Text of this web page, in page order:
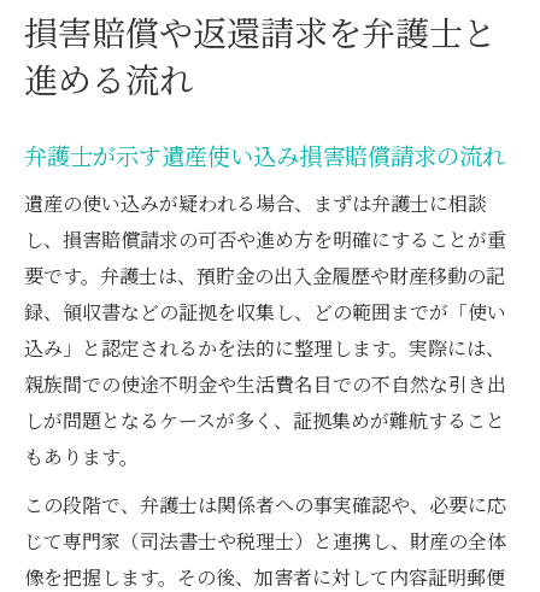
損害賠償や返還請求を弁護士と
進める流れ
弁護士が示す遺産使い込み損害賠償請求の流れ
遺産の使い込みが疑われる場合、まずは弁護士に相談
し、損害賠償請求の可否や進め方を明確にすることが重
要です。弁護士は、預貯金の出入金履歴や財産移動の記
録、領収書などの証拠を収集し、どの範囲までが「使い
込み」と認定されるかを法的に整理します。実際には、
親族間での使途不明金や生活費名目での不自然な引き出
しが問題となるケースが多く、証拠集めが難航すること
もあります。
この段階で、弁護士は関係者への事実確認や、必要に応
じて専門家（司法書士や税理士）と連携し、財産の全体
像を把握します。その後、加害者に対して内容証明郵便